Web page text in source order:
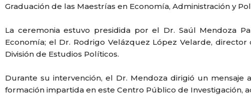
Graduación de las Maestrías en Economía, Administración y
La ceremonia estuvo presidida por el Dr. Saúl Mendoza
Economía; el Dr. Rodrigo Velázquez López Velarde,
División de Estudios Políticos.
Durante su intervención, el Dr. Mendoza dirigió un
formación impartida en este Centro Público de Investigación,